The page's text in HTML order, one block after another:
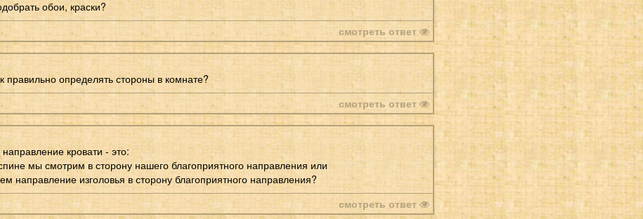
обои, краски?
смотреть ответ
правильно определять стороны в комнате?
смотреть ответ
кровати - это:
мы смотрим в сторону нашего благоприятного направления или
направление изголовья в сторону благоприятного направления?
смотреть ответ